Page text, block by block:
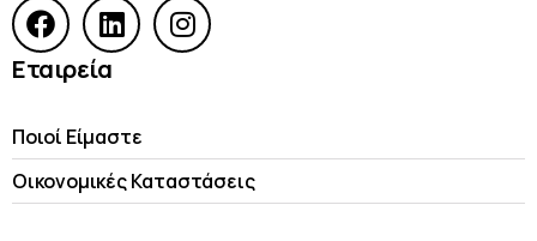
Εταιρεία
Ποιοί Είμαστε
Οικονομικές Kαταστάσεις